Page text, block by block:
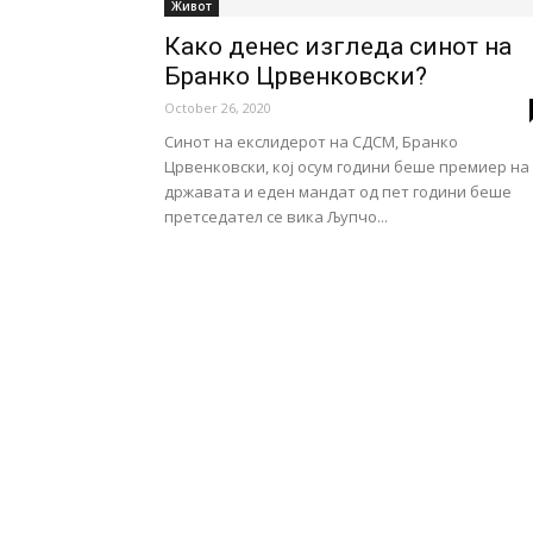
Живот
Како денес изгледа синот на
Бранко Црвенковски?
October 26, 2020
Синот на екслидерот на СДСМ, Бранко
Црвенковски, кој осум години беше премиер на
државата и еден мандат од пет години беше
претседател се вика Љупчо...